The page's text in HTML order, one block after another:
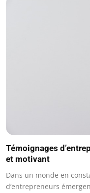
Témoignages
et motivant
Dans un monde en
d’entrepreneurs